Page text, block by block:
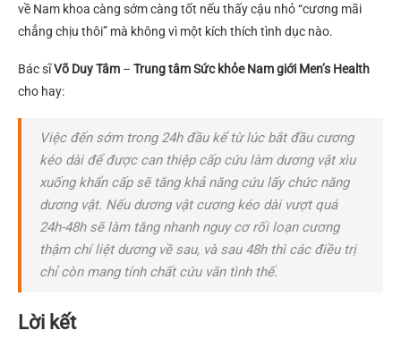
về Nam khoa càng sớm càng tốt nếu thấy cậu nhỏ “cương mãi
chẳng chịu thôi” mà không vì một kích thích tình dục nào.
Bác sĩVõ Duy Tâm – Trung tâm Sức khỏe Nam giới Men’s Health
cho hay:
Việc đến sớm trong 24h đầu kể từ lúc bắt đầu cương
kéo dài để được can thiệp cấp cứu làm dương vật xìu
xuống khẩn cấp sẽ tăng khả năng cứu lấy chức năng
dương vật. Nếu dương vật cương kéo dài vượt quá
24h-48h sẽ làm tăng nhanh nguy cơ rối loạn cương
thậm chí liệt dương về sau, và sau 48h thì các điều trị
chỉ còn mang tính chất cứu vãn tình thế.
Lời kết